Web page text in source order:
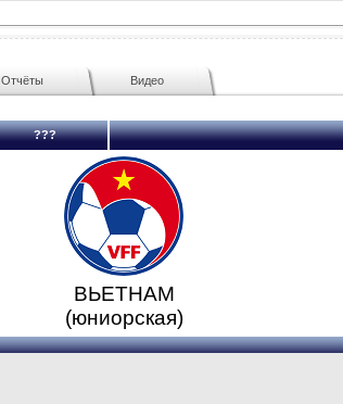
Отчёты Видео
???
ВЬЕТНАМ
(юниорская)